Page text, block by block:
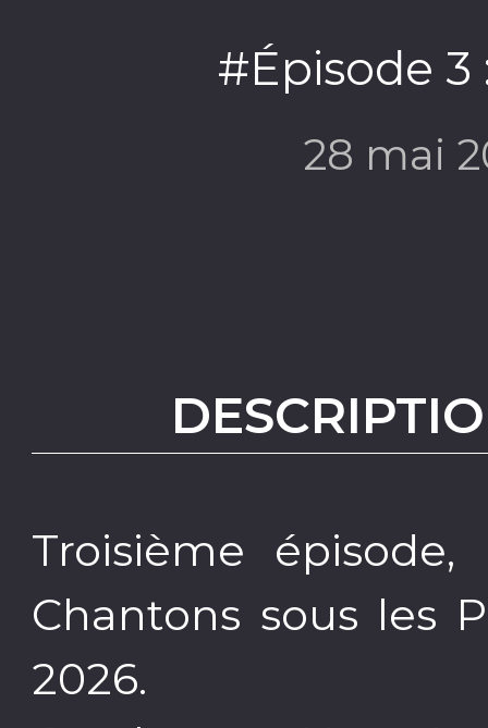
#Épisode 3
28 mai
Troisième
Chantons sous les
2026.